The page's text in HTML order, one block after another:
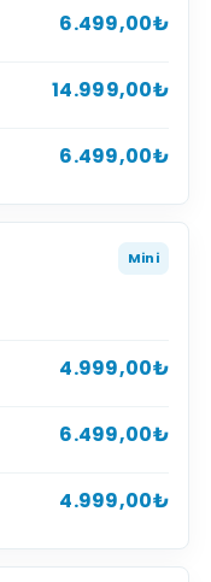
6.499,00₺
14.999,00₺
6.499,00₺
Mini
4.999,00₺
6.499,00₺
4.999,00₺